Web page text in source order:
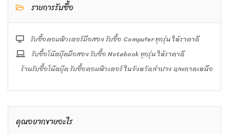
รายการรับซื้อ
รับซื้อคอมพิวเตอร์มือสอง รับซื้อ Computer ทุกรุ่น ให้ราคาดี
รับซื้อโน๊ตบุ๊คมือสอง รับซื้อ Notebook ทุกรุ่น ให้ราคาดี
ร้านรับซื้อโน๊ตบุ๊ค รับซื้อคอมพิวเตอร์ ในจังหวัดลำปาง และภาคเหนือ
คุณอยากขายอะไร